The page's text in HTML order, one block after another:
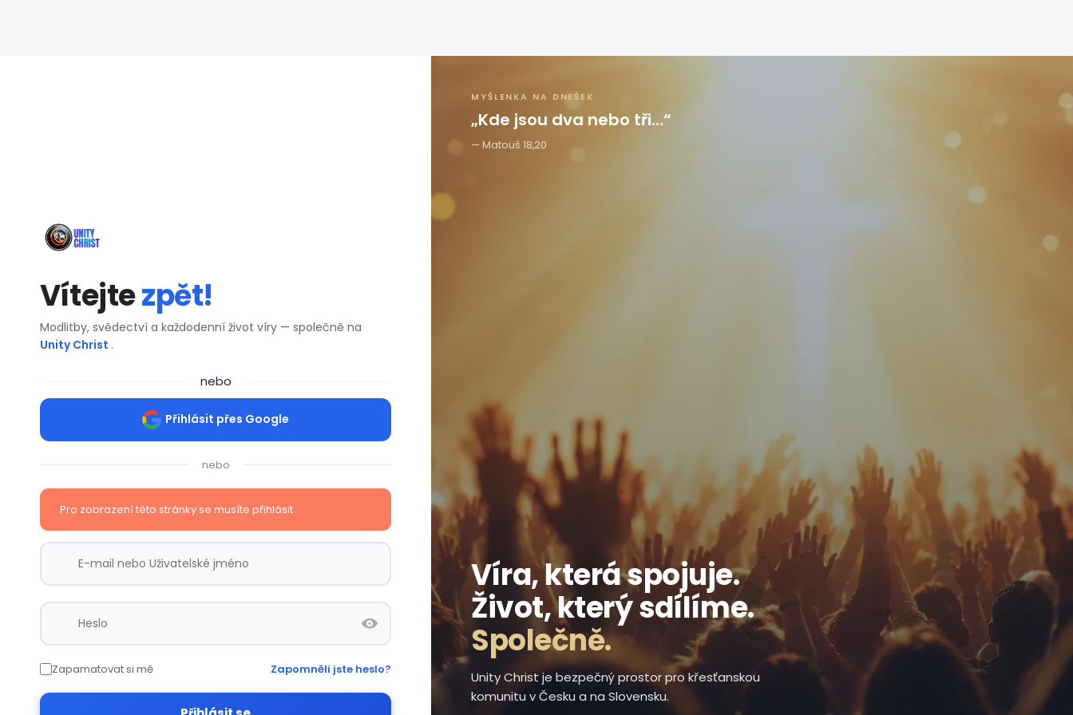
Vítejtezpět!
Modlitby, svědectví a každodenní život víry — společně na
Unity Christ .
nebo
Přihlásit přes Google
nebo
Pro zobrazení této stránky se musíte přihlásit
Zapamatovat si mě Zapomněli jste heslo?
Víra, která spojuje.
Život, který sdílíme.
Společně.
Unity Christ je bezpečný prostor pro křesťanskou
komunitu v Česku a na Slovensku.
MYŠLENKA NA DNEŠEK
„Kde jsou dva nebo tři…“
Matouš 18,20